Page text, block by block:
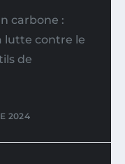
carbone :
lutte contre le
de
2024